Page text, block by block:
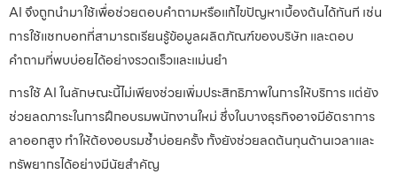
AI จึงถูกนำมาใช้เพื่อช่วยตอบคำถามหรือแก้ไขปัญหาเบื้องต้นได้ทันที เช่น
การใช้แชทบอทที่สามารถเรียนรู้ข้อมูลผลิตภัณฑ์ของบริษัท และตอบ
คำถามที่พบบ่อยได้อย่างรวดเร็วและแม่นยำ
การใช้ AI ในลักษณะนี้ไม่เพียงช่วยเพิ่มประสิทธิภาพในการให้บริการ แต่ยัง
ช่วยลดภาระในการฝึกอบรมพนักงานใหม่ ซึ่งในบางธุรกิจอาจมีอัตราการ
ลาออกสูง ทำให้ต้องอบรมซ้ำบ่อยครั้ง ทั้งยังช่วยลดต้นทุนด้านเวลาและ
ทรัพยากรได้อย่างมีนัยสำคัญ